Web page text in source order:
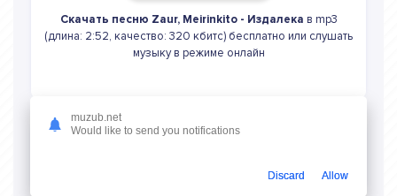
Скачать песню Zaur, Meirinkito - Издалека в mp3
(длина: 2:52, качество: 320 кбитс) бесплатно или слушать
музыку в режиме онлайн
muzub.net
Would like to send you notifications
Discard Allow